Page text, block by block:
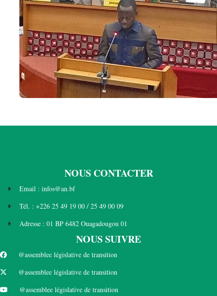
NOUS CONTACTER
Email : infos@an.bf
Tél. : +226 25 49 19 00 / 25 49 00 09
Adresse : 01 BP 6482 Ouagadougou 01
NOUS SUIVRE
@assemblee législative de transition
@assemblee législative de transition
@assemblee législative de transition